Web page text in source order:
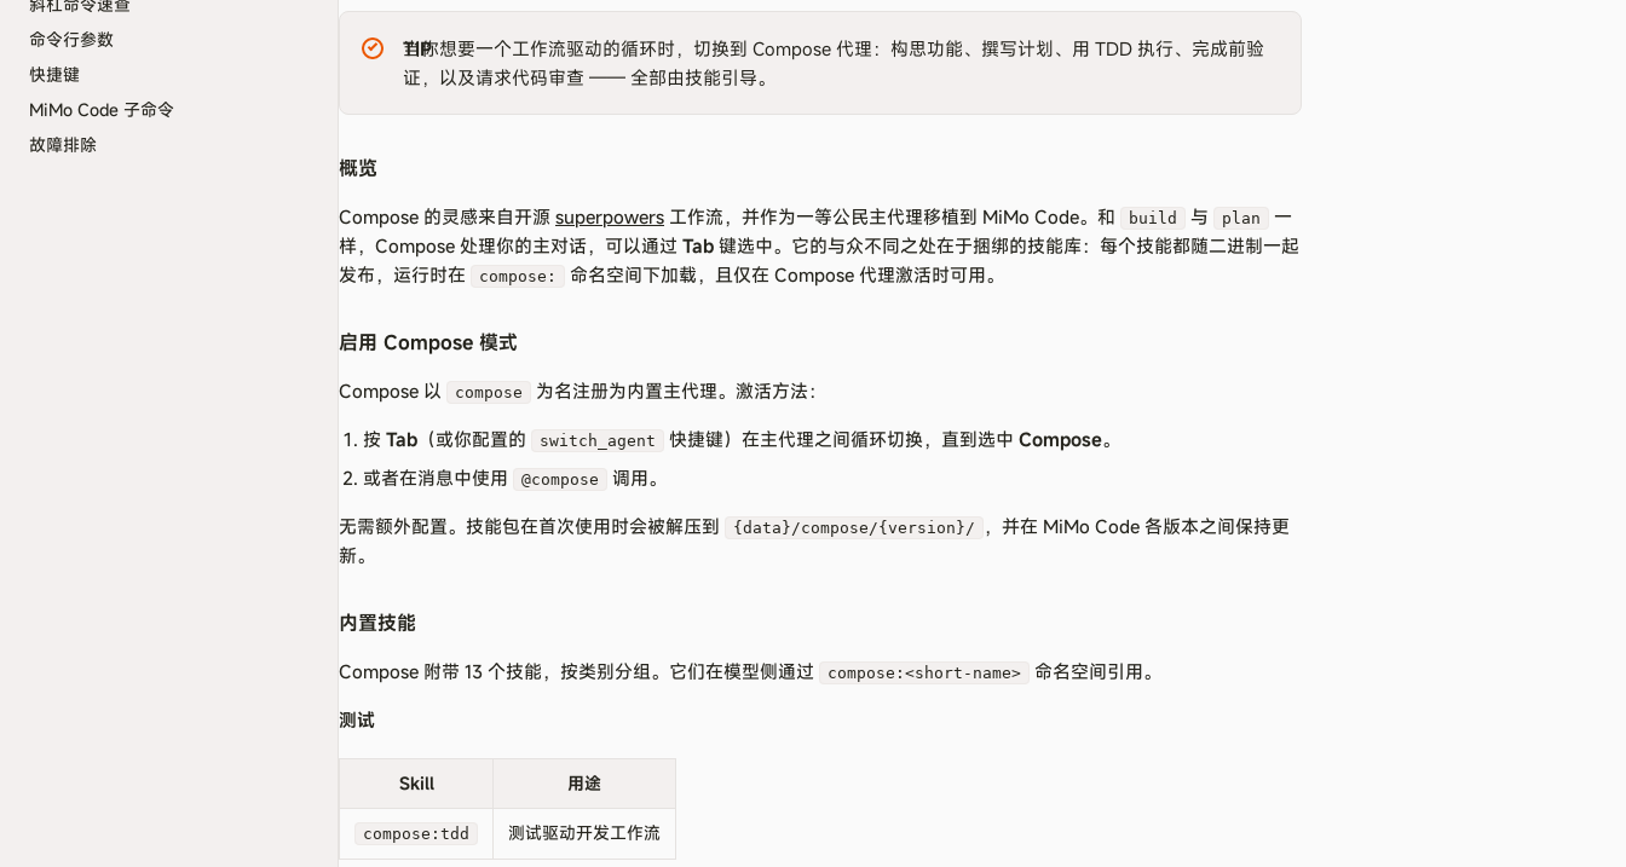
命令行参数
快捷键
MiMo Code 子命令
故障排除
TIP
当你想要一个工作流驱动的循环时，切换到 Compose 代理：构思功能、撰写计划、用 TDD 执行、完成前验
证，以及请求代码审查 —— 全部由技能引导。
概览
Compose 的灵感来自开源 superpowers 工作流，并作为一等公民主代理移植到 MiMo Code。和 build 与 plan
一
样，Compose 处理你的主对话，可以通过 Tab 键选中。它的与众不同之处在于捆绑的技能库：每个技能都随二进制一起
发布，运行时在
compose: 命名空间下加载，且仅在 Compose 代理激活时可用。
启用 Compose 模式
Compose 以 compose
为名注册为内置主代理。激活方法：
按 Tab （或你配置的 switch_agent 快捷键）在主代理之间循环切换，直到选中 Compose。
或者在消息中使用
@compose
调用。
无需额外配置。技能包在首次使用时会被解压到
{data}/compose/{version}/
，并在 MiMo Code 各版本之间保持更
新。
内置技能
Compose 附带 13 个技能，按类别分组。它们在模型侧通过 compose:<short-name>
命名空间引用。
测试
Skill 用途
compose:tdd 测试驱动开发工作流